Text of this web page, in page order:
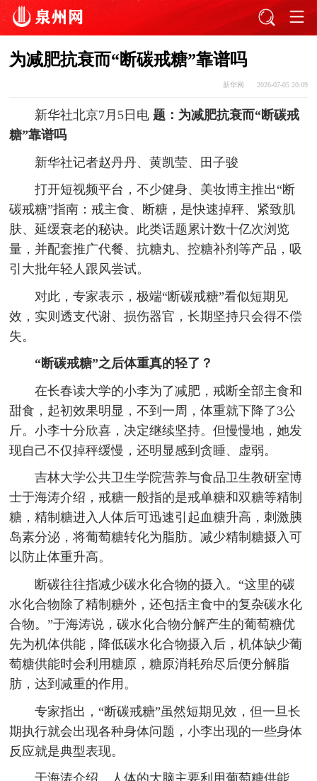
为减肥抗衰而“断碳戒糖”靠谱吗
新华网 2026-07-05 20:09
新华社北京7月5日电题：为减肥抗衰而“断碳戒
糖”靠谱吗
新华社记者赵丹丹、黄凯莹、田子骏
打开短视频平台，不少健身、美妆博主推出“断
碳戒糖”指南：戒主食、断糖，是快速掉秤、紧致肌
肤、延缓衰老的秘诀。此类话题累计数十亿次浏览
量，并配套推广代餐、抗糖丸、控糖补剂等产品，吸
引大批年轻人跟风尝试。
对此，专家表示，极端“断碳戒糖”看似短期见
效，实则透支代谢、损伤器官，长期坚持只会得不偿
失。
“断碳戒糖”之后体重真的轻了？
在长春读大学的小李为了减肥，戒断全部主食和
甜食，起初效果明显，不到一周，体重就下降了3公
斤。小李十分欣喜，决定继续坚持。但慢慢地，她发
现自己不仅掉秤缓慢，还明显感到贪睡、虚弱。
吉林大学公共卫生学院营养与食品卫生教研室博
士于海涛介绍，戒糖一般指的是戒单糖和双糖等精制
糖，精制糖进入人体后可迅速引起血糖升高，刺激胰
岛素分泌，将葡萄糖转化为脂肪。减少精制糖摄入可
以防止体重升高。
断碳往往指减少碳水化合物的摄入。“这里的碳
水化合物除了精制糖外，还包括主食中的复杂碳水化
合物。”于海涛说，碳水化合物分解产生的葡萄糖优
先为机体供能，降低碳水化合物摄入后，机体缺少葡
萄糖供能时会利用糖原，糖原消耗殆尽后便分解脂
肪，达到减重的作用。
专家指出，“断碳戒糖”虽然短期见效，但一旦长
期执行就会出现各种身体问题，小李出现的一些身体
反应就是典型表现。